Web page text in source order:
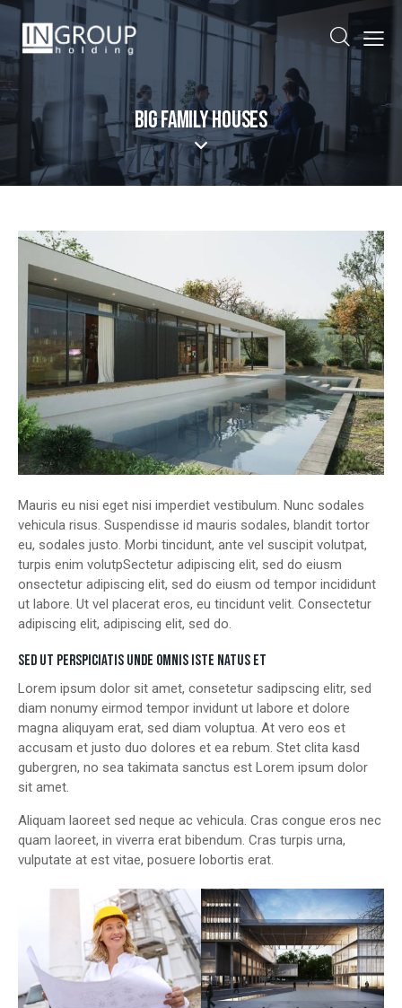
BIG FAMILY HOUSES
Mauris eu nisi eget nisi imperdiet vestibulum. Nunc sodales
vehicula risus. Suspendisse id mauris sodales, blandit tortor
eu, sodales justo. Morbi tincidunt, ante vel suscipit volutpat,
turpis enim volutpSectetur adipiscing elit, sed do eiusm
onsectetur adipiscing elit, sed do eiusm od tempor incididunt
ut labore. Ut vel placerat eros, eu tincidunt velit. Consectetur
adipiscing elit, adipiscing elit, sed do.
SED UT PERSPICIATIS UNDE OMNIS ISTE NATUS ET
Lorem ipsum dolor sit amet, consetetur sadipscing elitr, sed
diam nonumy eirmod tempor invidunt ut labore et dolore
magna aliquyam erat, sed diam voluptua. At vero eos et
accusam et justo duo dolores et ea rebum. Stet clita kasd
gubergren, no sea takimata sanctus est Lorem ipsum dolor
sit amet.
Aliquam laoreet sed neque ac vehicula. Cras congue eros nec
quam laoreet, in viverra erat bibendum. Cras turpis urna,
vulputate at est vitae, posuere lobortis erat.